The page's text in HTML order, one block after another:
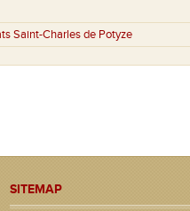
Saint-Charles de Potyze
SITEMAP